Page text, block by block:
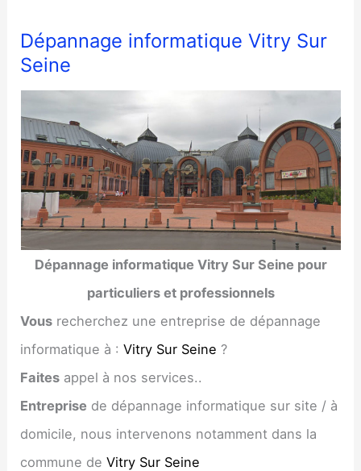
Dépannage informatique Vitry Sur
Seine
Dépannage informatique Vitry Sur Seine pour
particuliers et professionnels
Vous recherchez une entreprise de dépannage
informatique à :Vitry Sur Seine ?
Faites appel à nos services..
Entreprise de dépannage informatique sur site / à
domicile, nous intervenons notamment dans la
commune deVitry Sur Seine